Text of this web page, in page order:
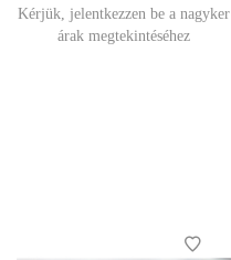
Kérjük, jelentkezzen be a nagyker
árak megtekintéséhez